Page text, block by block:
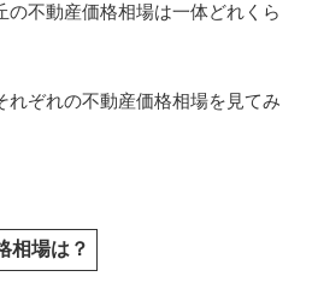
の不動産価格相場は一体どれくら
れぞれの不動産価格相場を見てみ
相場は？